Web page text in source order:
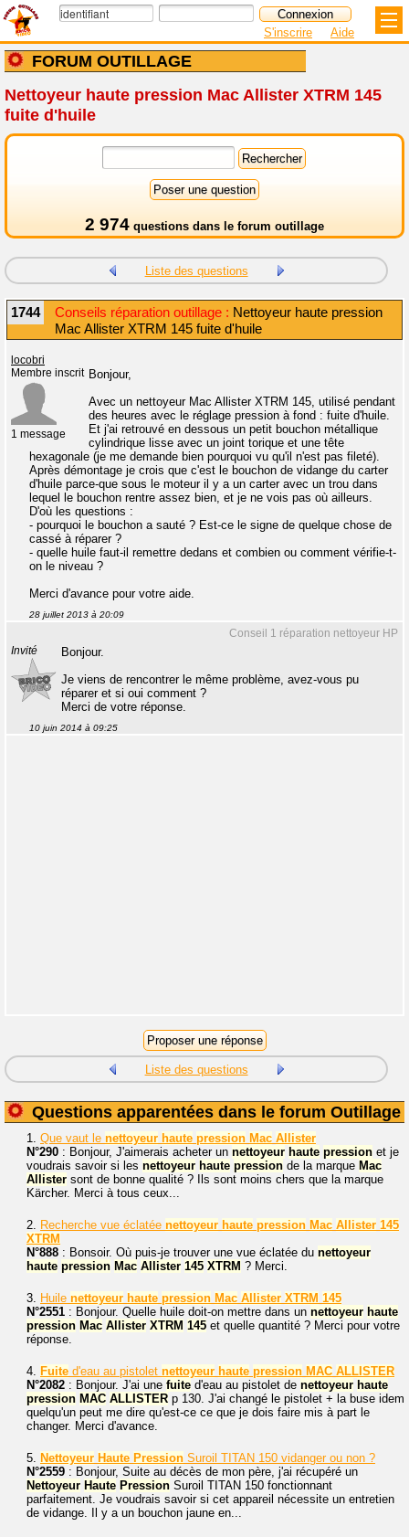
FORUM OUTILLAGE
S'inscrire Aide
Nettoyeur haute pression Mac Allister XTRM 145
fuite d'huile
2 974 questions dans le forum outillage
Liste des questions
1744 Conseils réparation outillage : Nettoyeur haute pression
Mac Allister XTRM 145 fuite d'huile
locobri
Membre inscrit
1 message
Bonjour,
Avec un nettoyeur Mac Allister XTRM 145, utilisé pendant
des heures avec le réglage pression à fond : fuite d'huile.
Et j'ai retrouvé en dessous un petit bouchon métallique
cylindrique lisse avec un joint torique et une tête
hexagonale (je me demande bien pourquoi vu qu'il n'est pas fileté).
Après démontage je crois que c'est le bouchon de vidange du carter
d'huile parce-que sous le moteur il y a un carter avec un trou dans
lequel le bouchon rentre assez bien, et je ne vois pas où ailleurs.
D'où les questions :
- pourquoi le bouchon a sauté ? Est-ce le signe de quelque chose de
cassé à réparer ?
- quelle huile faut-il remettre dedans et combien ou comment vérifie-t-
on le niveau ?
Merci d'avance pour votre aide.
28 juillet 2013 à 20:09
Conseil 1 réparation nettoyeur HP
Invité
Bonjour.
Je viens de rencontrer le même problème, avez-vous pu
réparer et si oui comment ?
Merci de votre réponse.
10 juin 2014 à 09:25
Liste des questions
Questions apparentées dans le forum Outillage
1. Que vaut le nettoyeur haute pression Mac Allister
N°290 : Bonjour, J'aimerais acheter un nettoyeur haute pression et je
voudrais savoir si les nettoyeur haute pression de la marque Mac
Allister sont de bonne qualité ? Ils sont moins chers que la marque
Kärcher. Merci à tous ceux...
2. Recherche vue éclatée nettoyeur haute pression Mac Allister 145
XTRM
N°888 : Bonsoir. Où puis-je trouver une vue éclatée du nettoyeur
haute pression Mac Allister 145 XTRM ? Merci.
3. Huile nettoyeur haute pression Mac Allister XTRM 145
N°2551 : Bonjour. Quelle huile doit-on mettre dans un nettoyeur haute
pression Mac Allister XTRM 145 et quelle quantité ? Merci pour votre
réponse.
4. Fuite d'eau au pistolet nettoyeur haute pression MAC ALLISTER
N°2082 : Bonjour. J'ai une fuite d'eau au pistolet de nettoyeur haute
pression MAC ALLISTER p 130. J'ai changé le pistolet + la buse idem
quelqu'un peut me dire qu'est-ce ce que je dois faire mis à part le
changer. Merci d'avance.
5. Nettoyeur Haute Pression Suroil TITAN 150 vidanger ou non ?
N°2559 : Bonjour, Suite au décès de mon père, j'ai récupéré un
Nettoyeur Haute Pression Suroil TITAN 150 fonctionnant
parfaitement. Je voudrais savoir si cet appareil nécessite un entretien
de vidange. Il y a un bouchon jaune en...